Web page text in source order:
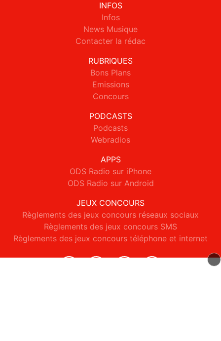
INFOS
Infos
News Musique
Contacter la rédac
RUBRIQUES
Bons Plans
Emissions
Concours
PODCASTS
Podcasts
Webradios
APPS
ODS Radio sur iPhone
ODS Radio sur Android
JEUX CONCOURS
Règlements des jeux concours réseaux sociaux
Règlements des jeux concours SMS
Règlements des jeux concours téléphone et internet